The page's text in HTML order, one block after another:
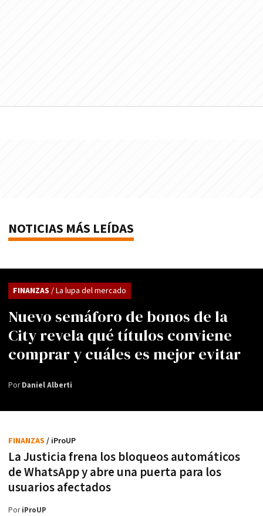
NOTICIAS MÁS LEÍDAS
Nuevo semáforo de bonos de la
City revela qué títulos conviene
comprar y cuáles es mejor evitar
FINANZAS / La lupa del mercado
PorDaniel Alberti
La Justicia frena los bloqueos automáticos
de WhatsApp y abre una puerta para los
usuarios afectados
FINANZAS / iProUP
PoriProUP